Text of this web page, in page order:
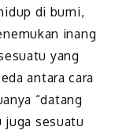
di bumi,
inang
yang
antara cara
“datang
juga sesuatu